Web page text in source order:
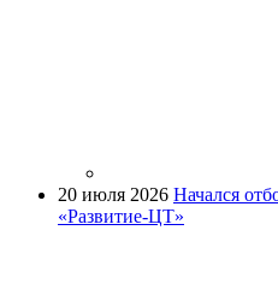
20 июля 2026 Начался
«Развитие-ЦТ»